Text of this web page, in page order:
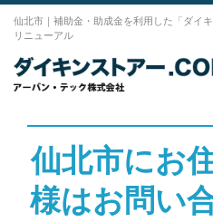
仙北市｜補助金・助成金を利用した「ダイ
リニューアル
仙北市にお
様はお問い